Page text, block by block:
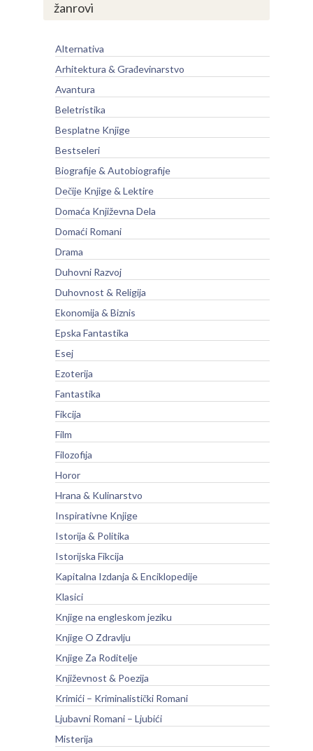
žanrovi
Alternativa
Arhitektura & Građevinarstvo
Avantura
Beletristika
Besplatne Knjige
Bestseleri
Biografije & Autobiografije
Dečije Knjige & Lektire
Domaća Književna Dela
Domaći Romani
Drama
Duhovni Razvoj
Duhovnost & Religija
Ekonomija & Biznis
Epska Fantastika
Esej
Ezoterija
Fantastika
Fikcija
Film
Filozofija
Horor
Hrana & Kulinarstvo
Inspirativne Knjige
Istorija & Politika
Istorijska Fikcija
Kapitalna Izdanja & Enciklopedije
Klasici
Knjige na engleskom jeziku
Knjige O Zdravlju
Knjige Za Roditelje
Književnost & Poezija
Krimići – Kriminalistički Romani
Ljubavni Romani – Ljubići
Misterija